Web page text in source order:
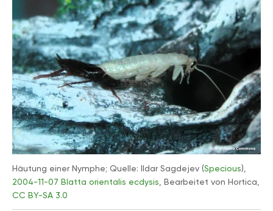
Häutung einer Nymphe; Quelle: Ildar Sagdejev (Specious),
2004-11-07 Blatta orientalis ecdysis, Bearbeitet von Hortica,
CC BY-SA 3.0